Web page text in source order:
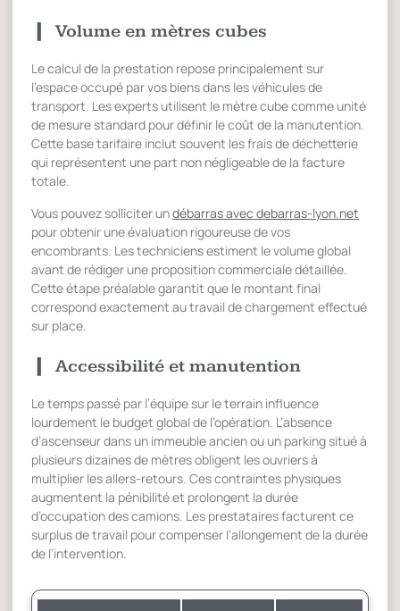
Volume en mètres cubes
Le calcul de la prestation repose principalement sur
l’espace occupé par vos biens dans les véhicules de
transport. Les experts utilisent le mètre cube comme unité
de mesure standard pour définir le coût de la manutention.
Cette base tarifaire inclut souvent les frais de déchetterie
qui représentent une part non négligeable de la facture
totale.
Vous pouvez solliciter undébarras avec debarras-lyon.net
pour obtenir une évaluation rigoureuse de vos
encombrants. Les techniciens estiment le volume global
avant de rédiger une proposition commerciale détaillée.
Cette étape préalable garantit que le montant final
correspond exactement au travail de chargement effectué
sur place.
Accessibilité et manutention
Le temps passé par l’équipe sur le terrain influence
lourdement le budget global de l’opération. L’absence
d’ascenseur dans un immeuble ancien ou un parking situé à
plusieurs dizaines de mètres obligent les ouvriers à
multiplier les allers-retours. Ces contraintes physiques
augmentent la pénibilité et prolongent la durée
d’occupation des camions. Les prestataires facturent ce
surplus de travail pour compenser l’allongement de la durée
de l’intervention.